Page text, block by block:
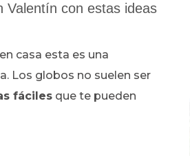
Valentín con estas ideas
casa esta es una
Los globos no suelen ser
fáciles que te pueden